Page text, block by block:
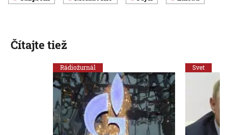
Čítajte tiež
Rádiožurnál Svet